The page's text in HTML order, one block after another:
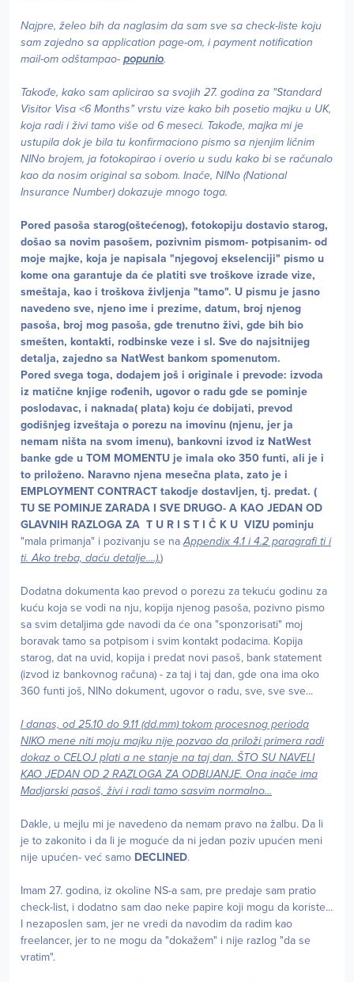
Najpre, želeo bih da naglasim da sam sve sa check-liste koju
sam zajedno sa application page-om, i payment notification
mail-om odštampao- popunio.
Takođe, kako sam aplicirao sa svojih 27. godina za "Standard
Visitor Visa <6 Months" vrstu vize kako bih posetio majku u UK,
koja radi i živi tamo više od 6 meseci. Takođe, majka mi je
ustupila dok je bila tu konfirmaciono pismo sa njenjim ličnim
NINo brojem, ja fotokopirao i overio u sudu kako bi se računalo
kao da nosim original sa sobom. Inače, NINo (National
Insurance Number) dokazuje mnogo toga.
Pored pasoša starog(oštećenog), fotokopiju dostavio starog,
došao sa novim pasošem, pozivnim pismom- potpisanim- od
moje majke, koja je napisala "njegovoj ekselenciji" pismo u
kome ona garantuje da će platiti sve troškove izrade vize,
smeštaja, kao i troškova življenja "tamo". U pismu je jasno
navedeno sve, njeno ime i prezime, datum, broj njenog
pasoša, broj mog pasoša, gde trenutno živi, gde bih bio
smešten, kontakti, rodbinske veze i sl. Sve do najsitnijeg
detalja, zajedno sa NatWest bankom spomenutom.
Pored svega toga, dodajem još i originale i prevode: izvoda
iz matične knjige rođenih, ugovor o radu gde se pominje
poslodavac, i naknada( plata) koju će dobijati, prevod
godišnjeg izveštaja o porezu na imovinu (njenu, jer ja
nemam ništa na svom imenu), bankovni izvod iz NatWest
banke gde u TOM MOMENTU je imala oko 350 funti, ali je i
to priloženo. Naravno njena mesečna plata, zato je i
EMPLOYMENT CONTRACT takodje dostavljen, tj. predat. (
TU SE POMINJE ZARADA I SVE DRUGO- A KAO JEDAN OD
GLAVNIH RAZLOGA ZA T U R I S T I Č K U VIZU pominju
"mala primanja" i pozivanju se naAppendix 4.1 i 4.2 paragrafi ti i
ti. Ako treba, daću detalje....).)
Dodatna dokumenta kao prevod o porezu za tekuću godinu za
kuću koja se vodi na nju, kopija njenog pasoša, pozivno pismo
sa svim detaljima gde navodi da će ona "sponzorisati" moj
boravak tamo sa potpisom i svim kontakt podacima. Kopija
starog, dat na uvid, kopija i predat novi pasoš, bank statement
(izvod iz bankovnog računa) - za taj i taj dan, gde ona ima oko
360 funti još, NINo dokument, ugovor o radu, sve, sve sve...
I danas, od 25.10 do 9.11 (dd.mm) tokom procesnog perioda
NIKO mene niti moju majku nije pozvao da priloži primera radi
dokaz o CELOJ plati a ne stanje na taj dan. ŠTO SU NAVELI
KAO JEDAN OD 2 RAZLOGA ZA ODBIJANJE. Ona inače ima
Madjarski pasoš, živi i radi tamo sasvim normalno...
Dakle, u mejlu mi je navedeno da nemam pravo na žalbu. Da li
je to zakonito i da li je moguće da ni jedan poziv upućen meni
nije upućen- već samo DECLINED.
Imam 27. godina, iz okoline NS-a sam, pre predaje sam pratio
check-list, i dodatno sam dao neke papire koji mogu da koriste...
I nezaposlen sam, jer ne vredi da navodim da radim kao
freelancer, jer to ne mogu da "dokažem" i nije razlog "da se
vratim".